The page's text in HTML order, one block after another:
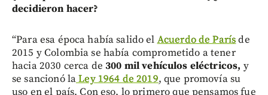
decidieron hacer?
“Para esa época había salido el Acuerdo de Parísde
2015 y Colombia se había comprometido a tener
hacia 2030 cerca de 300 mil vehículos eléctricos, y
se sancionó laLey 1964 de 2019, que promovía su
uso en el país. Con eso, lo primero que pensamos fue